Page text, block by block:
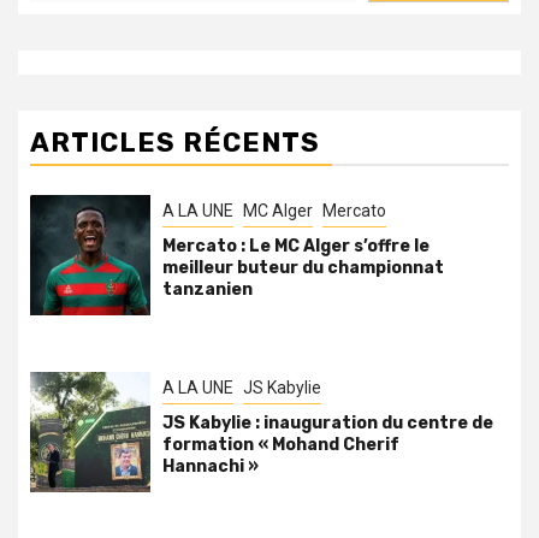
ARTICLES RÉCENTS
A LA UNE MC Alger Mercato
Mercato : Le MC Alger s’offre le
meilleur buteur du championnat
tanzanien
A LA UNE JS Kabylie
JS Kabylie : inauguration du centre de
formation « Mohand Cherif
Hannachi »